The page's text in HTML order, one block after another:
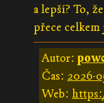
a lepší? To,
přece celkem
Autor:
Čas: 2026-
Web: